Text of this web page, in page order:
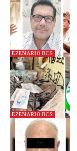
EZENARIO BCS
EZENARIO BCS